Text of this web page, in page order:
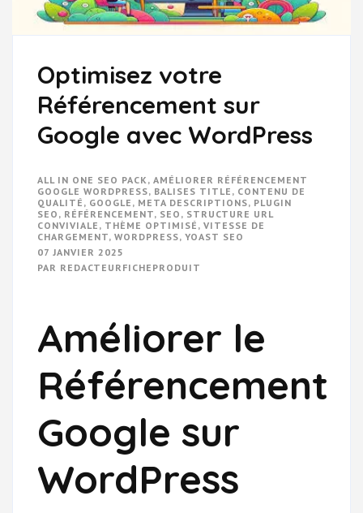
Optimisez votre
Référencement sur
Google avec WordPress
ALL IN ONE SEO PACK, AMÉLIORER RÉFÉRENCEMENT
GOOGLE WORDPRESS, BALISES TITLE , CONTENU DE
QUALITÉ , GOOGLE , META DESCRIPTIONS, PLUGIN
SEO , RÉFÉRENCEMENT, SEO , STRUCTURE URL
CONVIVIALE , THÈME OPTIMISÉ , VITESSE DE
CHARGEMENT, WORDPRESS, YOAST SEO
07 JANVIER 2025
PAR REDACTEURFICHEPRODUIT
Améliorer le
Référencement
Google sur
WordPress